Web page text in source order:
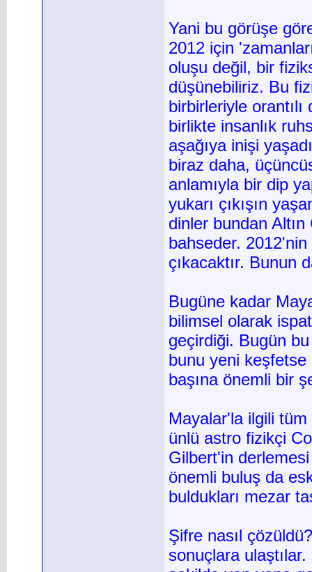
Yani bu görüşe
2012 için
oluşu değil, bir
düşünebiliriz. Bu
birbirleriyle
birlikte insanlık
aşağıya inişi
biraz daha,
anlamıyla bir dip
yukarı çıkışın
dinler bundan
bahseder. 2012'nin
çıkacaktır. Bunun
Bugüne kadar
bilimsel olarak
geçirdiği. Bugün
bunu yeni keşfetse
başına önemli bir
Mayalar'la ilgili tüm
ünlü astro fizikçi
Gilbert'in
önemli buluş da
buldukları mezar
Şifre nasıl
sonuçlara